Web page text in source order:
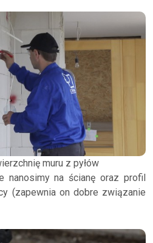
muru z pyłów
nanosimy na ścianę oraz profil
(zapewnia on dobre związanie